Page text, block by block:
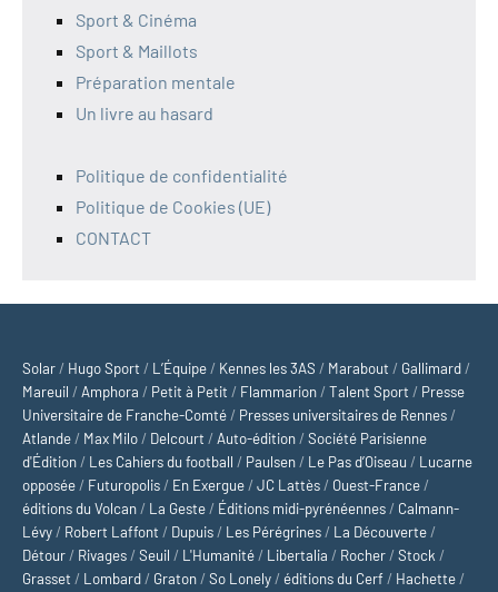
Sport & Cinéma
Sport & Maillots
Préparation mentale
Un livre au hasard
Politique de confidentialité
Politique de Cookies (UE)
CONTACT
Solar / Hugo Sport / L’Équipe / Kennes les 3AS / Marabout / Gallimard /
Mareuil / Amphora / Petit à Petit / Flammarion /Talent Sport / Presse
Universitaire de Franche-Comté / Presses universitaires de Rennes /
Atlande / Max Milo / Delcourt / Auto-édition /Société Parisienne
d'Édition / Les Cahiers du football / Paulsen / Le Pas d’Oiseau / Lucarne
opposée / Futuropolis / En Exergue /JC Lattès / Ouest-France /
éditions du Volcan / La Geste / Éditions midi-pyrénéennes / Calmann-
Lévy / Robert Laffont / Dupuis / Les Pérégrines / La Découverte /
Détour / Rivages /Seuil / L'Humanité / Libertalia / Rocher /Stock /
Grasset / Lombard / Graton /So Lonely /éditions du Cerf / Hachette /